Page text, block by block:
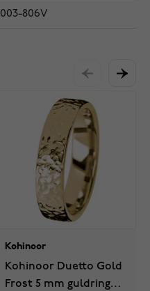
003-806V
Kohinoor
Kohinoor Duetto Gold
Frost 5 mm guldring